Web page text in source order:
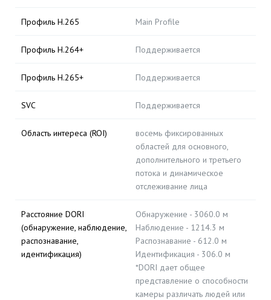
Профиль H.265 Main Profile
Профиль H.264+ Поддерживается
Профиль H.265+ Поддерживается
SVC Поддерживается
Область интереса (ROI)
восемь фиксированных
областей для основного,
дополнительного и третьего
потока и динамическое
отслеживание лица
Расстояние DORI
(обнаружение, наблюдение,
распознавание,
идентификация)
Обнаружение - 3060.0 м
Наблюдение - 1214.3 м
Распознавание - 612.0 м
Идентификация - 306.0 м
*DORI дает общее
представление о способности
камеры различать людей или